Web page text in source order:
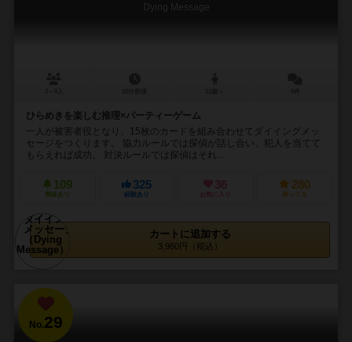
Dying Message
ひらめきを楽しむ推理×パーティーゲーム
一人が被害者役となり、15枚のカードを組み合わせてダイイングメッ
セージをつくります。 協力ルールでは探偵が話し合い、犯人を当てて
もらえれば成功。 対決ルールでは探偵はそれ...
109
興味あり
325
経験あり
36
お気に入り
280
持ってる
カートに追加する
3,960円（税込）
No.29